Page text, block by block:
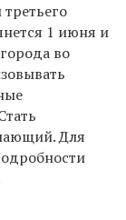
1 июня и
во
Для